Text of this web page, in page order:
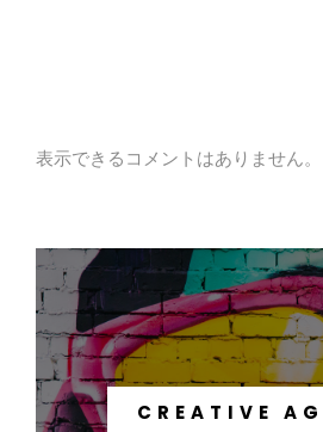
表示できるコメントはありません。
CREATIVE